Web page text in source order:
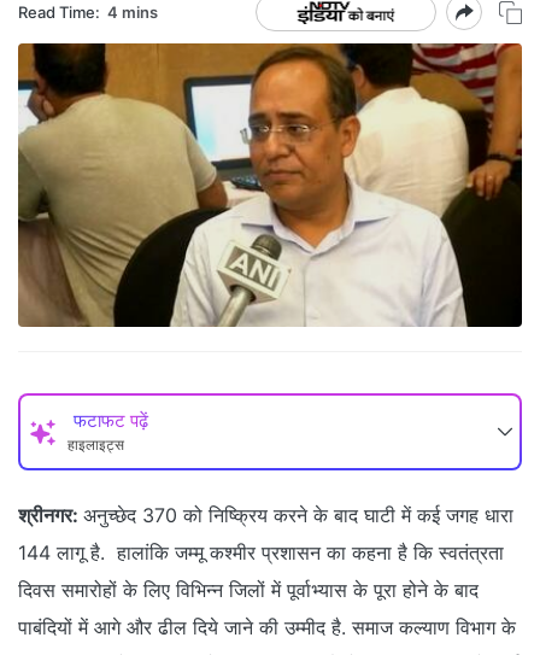
Read Time: 4 mins
फटाफट पढ़ें
हाइलाइट्स
श्रीनगर: अनुच्छेद 370 को निष्क्रिय करने के बाद घाटी में कई जगह धारा
144 लागू है. हालांकि जम्मू कश्मीर प्रशासन का कहना है कि स्वतंत्रता
दिवस समारोहों के लिए विभिन्न जिलों में पूर्वाभ्यास के पूरा होने के बाद
पाबंदियों में आगे और ढील दिये जाने की उम्मीद है. समाज कल्याण विभाग के